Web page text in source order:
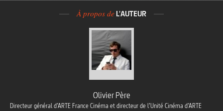
À propos de L'AUTEUR
Olivier Père
Directeur général d’ARTE France Cinéma et directeur de l’Unité Cinéma d’ARTE